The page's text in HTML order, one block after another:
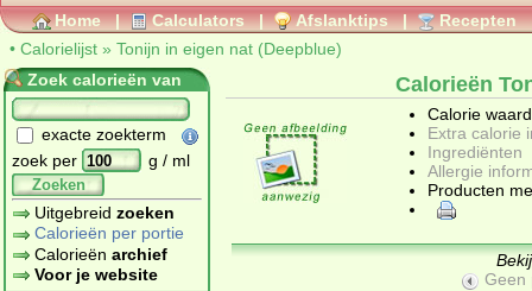
Home | Calculators | Afslanktips | Recepten
• Calorielijst » Tonijn in eigen nat (Deepblue)
Zoek calorieën van
exacte zoekterm
zoek per
g / ml
Zoeken
Uitgebreid zoeken
Calorieën per portie
Calorieën archief
Voor je website
Calorieën
Calorie
Extra calorie
Ingrediënten
Allergie
Producten
Geen